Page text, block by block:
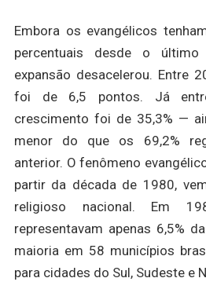
Embora os evangélicos
percentuais desde o
expansão desacelerou. Entre
foi de 6,5 pontos. Já
crescimento foi de 35,3% —
menor do que os 69,2%
anterior. O fenômeno
partir da década de 1980,
religioso nacional. Em
representavam apenas 6,5%
maioria em 58 municípios
para cidades do Sul, Sudeste e